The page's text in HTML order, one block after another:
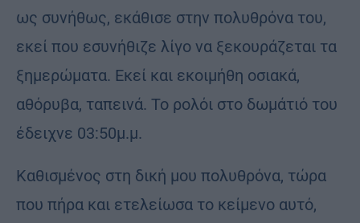
ως συνήθως, εκάθισε στην πολυθρόνα του,
εκεί που εσυνήθιζε λίγο να ξεκουράζεται τα
ξημερώματα. Εκεί και εκοιμήθη οσιακά,
αθόρυβα, ταπεινά. Το ρολόι στο δωμάτιό του
έδειχνε 03:50μ.μ.
Καθισμένος στη δική μου πολυθρόνα, τώρα
που πήρα και ετελείωσα το κείμενο αυτό,